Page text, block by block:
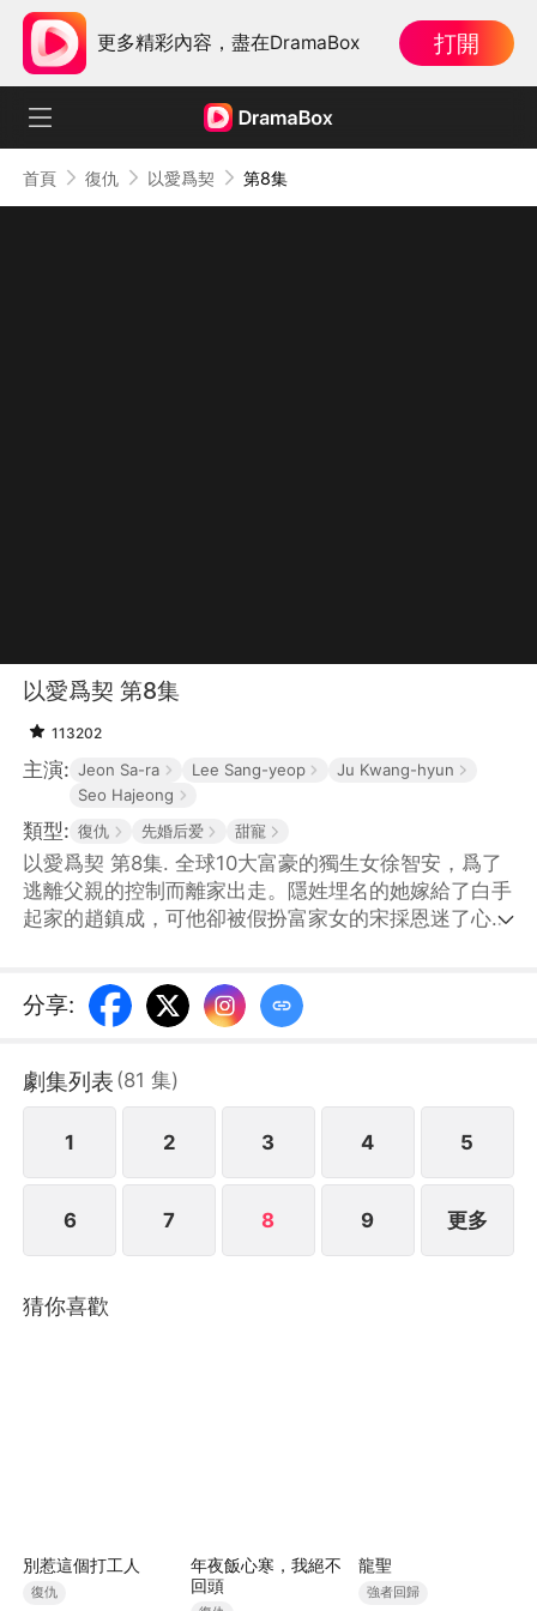
更多精彩內容，盡在DramaBox 打開
首頁 復仇 以愛爲契 第8集
以愛爲契 第8集
113202
主演: Jeon Sa-ra Lee Sang-yeop
Ju Kwang-hyun
Seo Hajeong
類型: 復仇 先婚后爱 甜寵
以愛爲契 第8集. 全球10大富豪的獨生女徐智安，爲了
逃離父親的控制而離家出走。隱姓埋名的她嫁給了白手
起家的趙鎮成，可他卻被假扮富家女的宋採恩迷了心
此逃過了商業聯姻。兩個討厭用金錢衡量一切的理想主
義者，因爲一紙契約而走到一起，卻在彼此身上看到了
分享:
劇集列表 (81 集)
1 2 3 4 5
6 7 8 9 更多
猜你喜歡
別惹這個打工人
復仇
年夜飯心寒，我絕不
回頭
龍聖
強者回歸